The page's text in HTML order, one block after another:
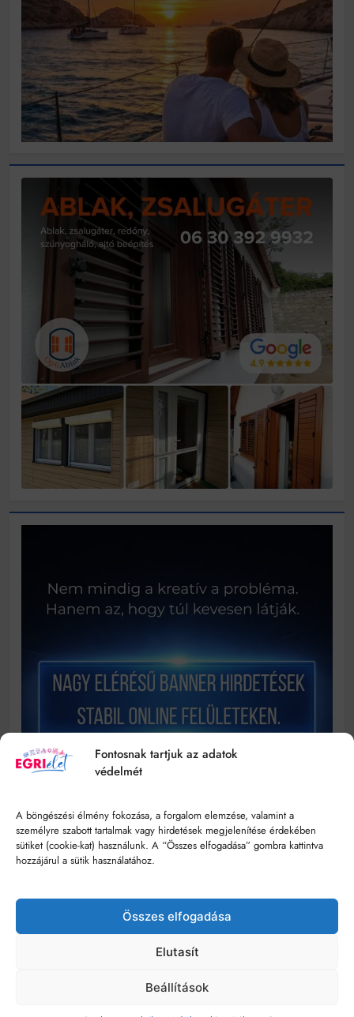
Fontosnak tartjuk az adatok
védelmét
A böngészési élmény fokozása, a forgalom elemzése, valamint a
személyre szabott tartalmak vagy hirdetések megjelenítése érdekében
sütiket (cookie-kat) használunk. A “Összes elfogadása” gombra kattintva
hozzájárul a sütik használatához.
Összes elfogadása
Elutasít
Beállítások
© Minden jog fenntartva - egrielet.hu
Kommentelési Szabályzat
Adatkezelési Tájékoztató